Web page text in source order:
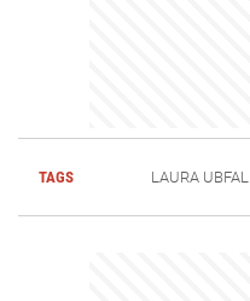
TAGS LAURA UBFAL